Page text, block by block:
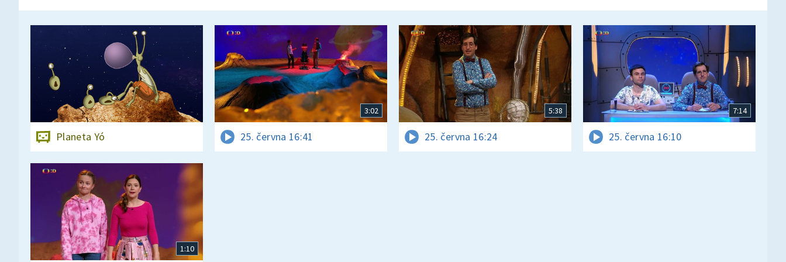
Planeta Yó
3:02
25. června 16:41
5:38
25. června 16:24
7:14
25. června 16:10
1:10